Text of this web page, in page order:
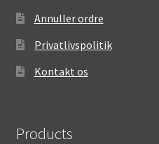
Annuller ordre
Privatlivspolitik
Kontakt os
Products